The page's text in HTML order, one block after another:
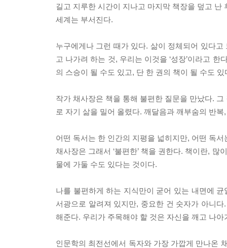
길고 지루한 시간이 지나고 마지막 책장을 덮고
세계는 부서진다.
누구에게나 그런 때가 있다. 삶이 정체되어 있다
고 나가려 하는 것, 우리는 이것을 ‘성장’이라고
의 스승이 될 수도 있고, 단 한 권의 책이 될 수도 있
작가 채사장은 책을 통해 불편한 질문을 만났다.
로 자기 삶을 밀어 올렸다. 깨달음과 깨부숨의 반
어떤 독서는 한 인간의 지평을 넓히지만, 어떤 독
채사장은 그래서 ‘불편한’ 책을 권한다. 책이란,
물에 가둘 수도 있다는 것이다.
나를 불편하게 하는 지식만이 굳어 있는 내면에
서광으로 알려져 있지만, 중요한 건 숫자가 아니
해준다. 우리가 주목해야 할 것은 자신을 깨고 나아
인문학의 최전선에서 독자와 가장 가깝게 만나온